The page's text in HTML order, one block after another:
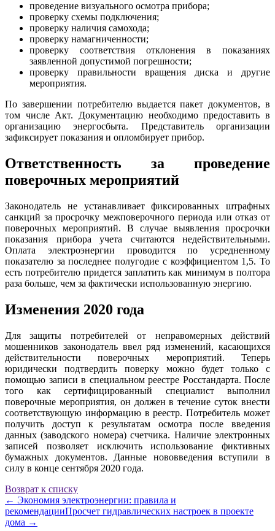
проведение визуального осмотра прибора;
проверку схемы подключения;
проверку наличия самохода;
проверку намагниченности;
проверку соответствия отклонения в показаниях
заявленной допустимой погрешности;
проверку правильности вращения диска и другие
мероприятия.
По завершении потребителю выдается пакет документов, в
том числе Акт. Документацию необходимо предоставить в
организацию энергосбыта. Представитель организации
зафиксирует показания и опломбирует прибор.
Ответственность за проведение
поверочных мероприятий
Законодатель не устанавливает фиксированных штрафных
санкций за просрочку межповерочного периода или отказ от
поверочных мероприятий. В случае выявления просрочки
показания прибора учета считаются недействительными.
Оплата электроэнергии проводится по усредненному
показателю за последнее полугодие с коэффициентом 1,5. То
есть потребителю придется заплатить как минимум в полтора
раза больше, чем за фактически использованную энергию.
Изменения 2020 года
Для защиты потребителей от неправомерных действий
мошенников законодатель ввел ряд изменений, касающихся
действительности поверочных мероприятий. Теперь
юридически подтвердить поверку можно будет только с
помощью записи в специальном реестре Росстандарта. После
того как сертифицированный специалист выполнил
поверочные мероприятия, он должен в течение суток внести
соответствующую информацию в реестр. Потребитель может
получить доступ к результатам осмотра после введения
данных (заводского номера) счетчика. Наличие электронных
записей позволяет исключить использование фиктивных
бумажных документов. Данные нововведения вступили в
силу в конце сентября 2020 года.
Возврат к списку
← Экономия электроэнергии: правила и
рекомендацииПросчет гидравлических настроек в проекте
дома →